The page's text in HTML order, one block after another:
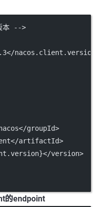
本 -->
nacos.client.version
groupId>
artifactId>
version>
的endpoint